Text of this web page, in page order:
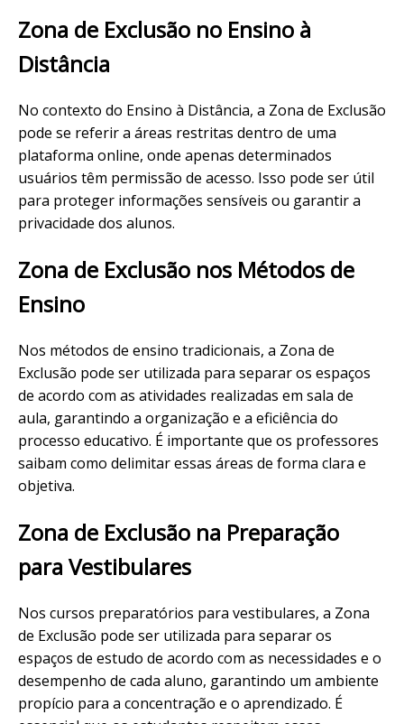
Zona de Exclusão no Ensino à
Distância
No contexto do Ensino à Distância, a Zona de Exclusão
pode se referir a áreas restritas dentro de uma
plataforma online, onde apenas determinados
usuários têm permissão de acesso. Isso pode ser útil
para proteger informações sensíveis ou garantir a
privacidade dos alunos.
Zona de Exclusão nos Métodos de
Ensino
Nos métodos de ensino tradicionais, a Zona de
Exclusão pode ser utilizada para separar os espaços
de acordo com as atividades realizadas em sala de
aula, garantindo a organização e a eficiência do
processo educativo. É importante que os professores
saibam como delimitar essas áreas de forma clara e
objetiva.
Zona de Exclusão na Preparação
para Vestibulares
Nos cursos preparatórios para vestibulares, a Zona
de Exclusão pode ser utilizada para separar os
espaços de estudo de acordo com as necessidades e o
desempenho de cada aluno, garantindo um ambiente
propício para a concentração e o aprendizado. É